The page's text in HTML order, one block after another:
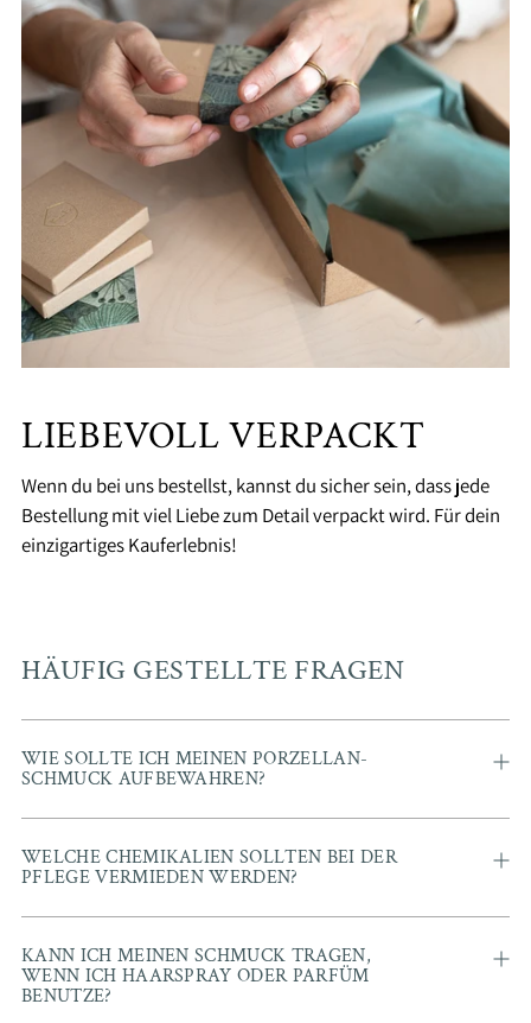
LIEBEVOLL VERPACKT
Wenn du bei uns bestellst, kannst du sicher sein, dass jede
Bestellung mit viel Liebe zum Detail verpackt wird. Für dein
einzigartiges Kauferlebnis!
HÄUFIG GESTELLTE FRAGEN
WIE SOLLTE ICH MEINEN PORZELLAN-
SCHMUCK AUFBEWAHREN?
WELCHE CHEMIKALIEN SOLLTEN BEI DER
PFLEGE VERMIEDEN WERDEN?
KANN ICH MEINEN SCHMUCK TRAGEN,
WENN ICH HAARSPRAY ODER PARFÜM
BENUTZE?